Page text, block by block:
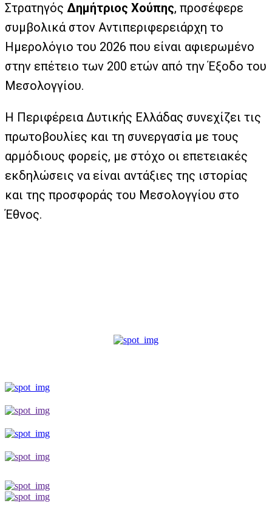
Στρατηγός Δημήτριος Χούπης, προσέφερε
συμβολικά στον Αντιπεριφερειάρχη το
Ημερολόγιο του 2026 που είναι αφιερωμένο
στην επέτειο των 200 ετών από την Έξοδο του
Μεσολογγίου.
Η Περιφέρεια Δυτικής Ελλάδας συνεχίζει τις
πρωτοβουλίες και τη συνεργασία με τους
αρμόδιους φορείς, με στόχο οι επετειακές
εκδηλώσεις να είναι αντάξιες της ιστορίας
και της προσφοράς του Μεσολογγίου στο
Έθνος.